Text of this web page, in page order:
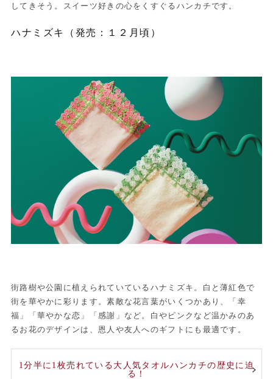
してきそう。スイーツ好きの心をくすぐるハンカチです。
ハナミズキ（発売：１２月頃）
街路樹や公園に植えられていているハナミズキ。白と薄紅色で
街を華やかに彩ります。素敵な花言葉がいくつかあり、「幸
福」「華やかな恋」「感謝」など。白やピンクなど温かみのあ
るお花のデザインは、恩人や友人へのギフトにも最適です。
1分半に1枚売れている大人気タオルハンカチの歴史に迫
る！